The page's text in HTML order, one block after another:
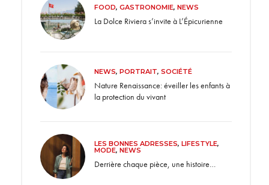
FOOD, GASTRONOMIE, NEWS
La Dolce Riviera s’invite à L’Épicurienne
NEWS, PORTRAIT, SOCIÉTÉ
Nature Renaissance: éveiller les enfants à
la protection du vivant
LES BONNES ADRESSES, LIFESTYLE,
MODE, NEWS
Derrière chaque pièce, une histoire…